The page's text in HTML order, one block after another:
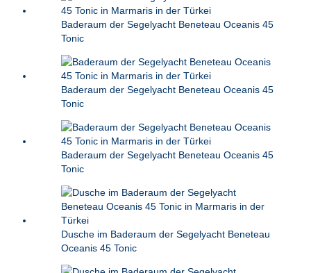
Baderaum der Segelyacht Beneteau Oceanis 45
Tonic
Baderaum der Segelyacht Beneteau Oceanis 45
Tonic
Baderaum der Segelyacht Beneteau Oceanis 45
Tonic
Dusche im Baderaum der Segelyacht Beneteau
Oceanis 45 Tonic